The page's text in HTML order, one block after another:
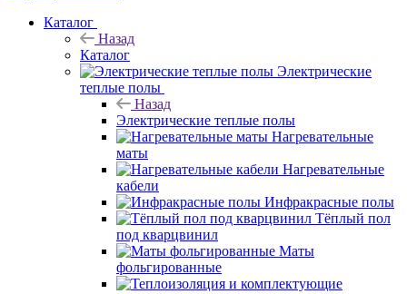
Каталог
Назад
Каталог
Электрические
теплые полы
Назад
Электрические теплые полы
Нагревательные
маты
Нагревательные
кабели
Инфракрасные полы
Тёплый пол
под кварцвинил
Маты
фольгированные